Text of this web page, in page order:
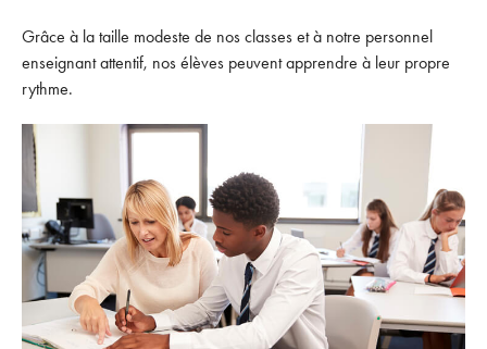
Grâce à la taille modeste de nos classes et à notre personnel
enseignant attentif, nos élèves peuvent apprendre à leur propre
rythme.